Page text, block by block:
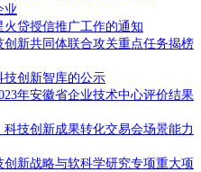
业
贷授信推广工作的通知
创新共同体联合攻关重点任务揭榜
技创新智库的公示
年安徽省企业技术中心评价结果
技创新成果转化交易会场景能力
创新战略与软科学研究专项重大项